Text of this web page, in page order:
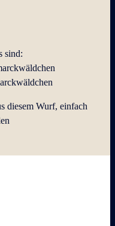
sind:
diesem Wurf, einfach